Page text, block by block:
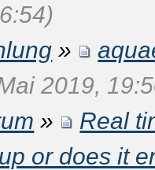
»
2019,
»
Real
or does it